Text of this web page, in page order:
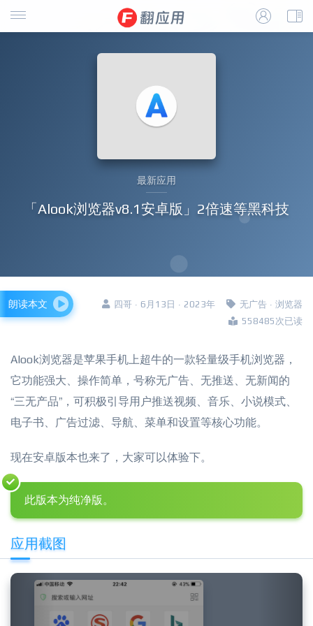
最新应用
「Alook浏览器v8.1安卓版」2倍速等黑科技
四哥 · 6月13日 · 2023年 无广告 · 浏览器
558485次已读
朗读本文
Alook浏览器是苹果手机上超牛的一款轻量级手机浏览器，
它功能强大、操作简单，号称无广告、无推送、无新闻的
“三无产品”，可积极引导用户推送视频、音乐、小说模式、
电子书、广告过滤、导航、菜单和设置等核心功能。
现在安卓版本也来了，大家可以体验下。
此版本为纯净版。
应用截图
Previous Next